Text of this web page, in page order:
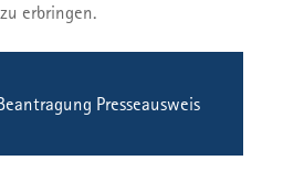
erbringen.
Presseausweis